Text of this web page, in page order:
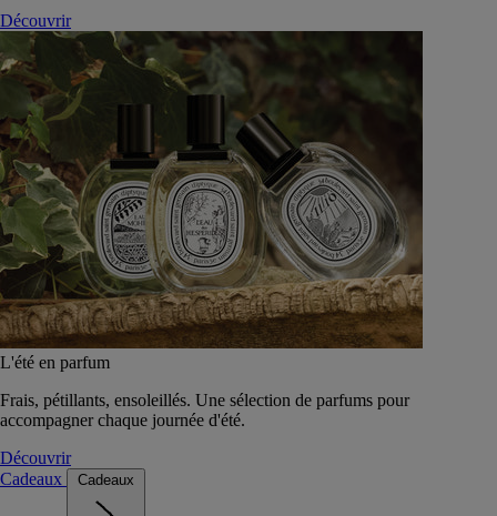
Découvrir
L'été en parfum
Frais, pétillants, ensoleillés. Une sélection de parfums pour
accompagner chaque journée d'été.
Découvrir
Cadeaux
Cadeaux